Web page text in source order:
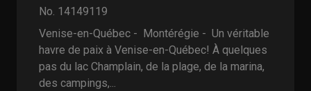
No. 14149119
Venise-en-Québec - Montérégie - Un véritable
havre de paix à Venise-en-Québec! À quelques
pas du lac Champlain, de la plage, de la marina,
des campings,...